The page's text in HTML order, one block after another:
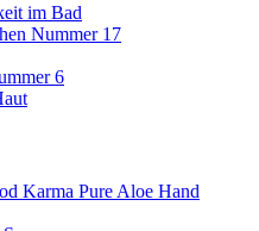
im Bad
Nummer 17
6
Karma Pure Aloe Hand